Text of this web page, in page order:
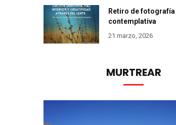
Retiro de fotografía
contemplativa
21 marzo, 2026
MURTREAR